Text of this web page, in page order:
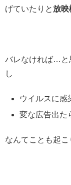
げていたりと 放映
バレなければ…と
し
ウイルスに感
変な広告出た
なんてことも起こ